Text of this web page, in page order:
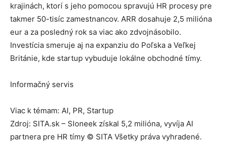
krajinách, ktorí s jeho pomocou spravujú HR procesy pre
takmer 50-tisíc zamestnancov. ARR dosahuje 2,5 milióna
eur a za posledný rok sa viac ako zdvojnásobilo.
Investícia smeruje aj na expanziu do Poľska a Veľkej
Británie, kde startup vybuduje lokálne obchodné tímy.
Informačný servis
Viac k témam: AI, PR, Startup
Zdroj: SITA.sk – Sloneek získal 5,2 milióna, vyvíja AI
partnera pre HR tímy © SITA Všetky práva vyhradené.